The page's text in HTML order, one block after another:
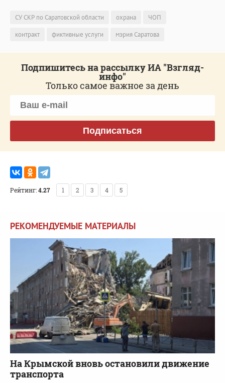
СУ СКР по Саратовской области охрана
ЧОП
контракт
фиктивные услуги мэрия Саратова
Подпишитесь на рассылку ИА "Взгляд-
инфо"
Только самое важное за день
Подписаться
Рейтинг:4.27 1 2 3 4 5
РЕКОМЕНДУЕМЫЕ МАТЕРИАЛЫ
На Крымской вновь остановили движение
транспорта